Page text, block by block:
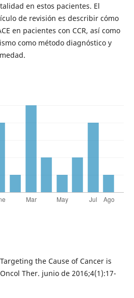
en estos pacientes. El
de revisión es describir cómo
en pacientes con CCR, así como
como método diagnóstico y
the Cause of Cancer is
Ther. junio de 2016;4(1):17-